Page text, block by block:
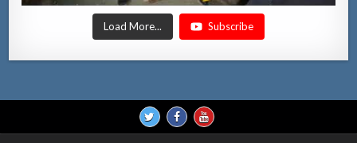
Load More... Subscribe